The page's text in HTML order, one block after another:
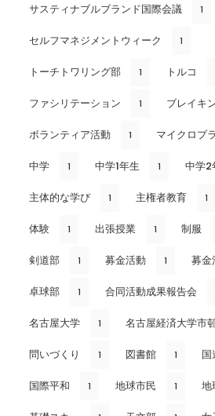
サスティナブルブランド国際会議 1
セルフマネジメントウィーク 1
トーチトワリング部 1 トルコ
ファシリテーション 1 ブレイキ
ボランティア活動 1 マイクロプ
中学 1 中学1年生 1 中学2
主体的な学び 1 主権者教育 1
体験 1 出張授業 1 制服
剣道部 1 募金活動 1 募金
卓球部 1 合同活動成果報告会
名古屋大学 1 名古屋経済大学市
問いづくり 1 図書館 1 国
国際平和 1 地球市民 1 地